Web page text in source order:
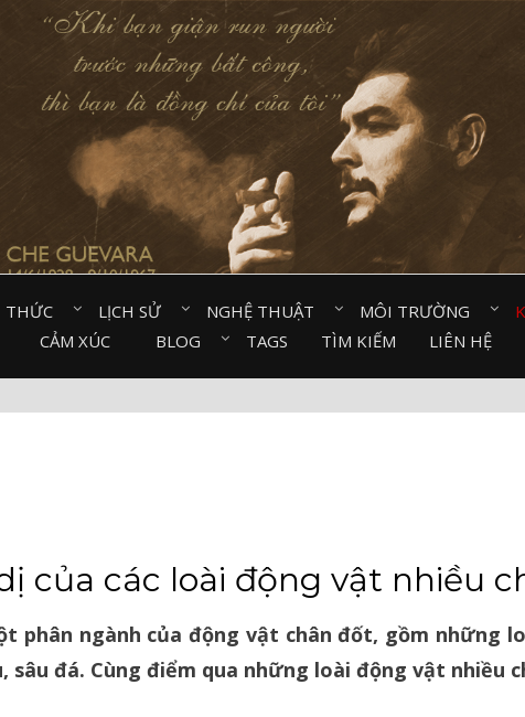
LỊCH SỬ⠀ NGHỆ THUẬT⠀ MÔI TRƯỜNG⠀
CẢM XÚC⠀ BLOG⠀ TAGS TÌM KIẾM LIÊN HỆ
của các loài động vật nhiều
phân ngành của động vật chân đốt, gồm những
đá. Cùng điểm qua những loài động vật nhiều